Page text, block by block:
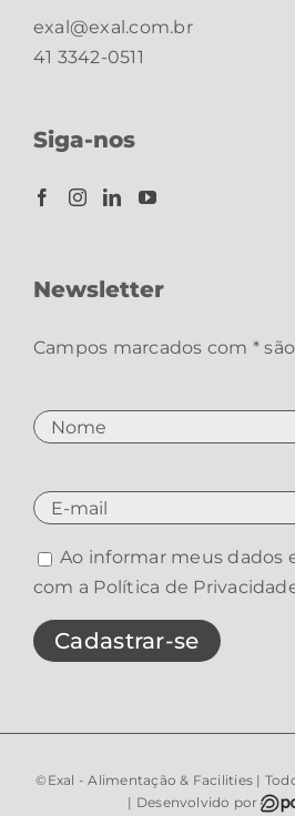
exal@exal.com.br
41 3342-0511
Siga-nos
Newsletter
Campos marcados com *
Ao informar meus dados
com a Política de
©Exal - Alimentação & Facilities |
| Desenvolvido por